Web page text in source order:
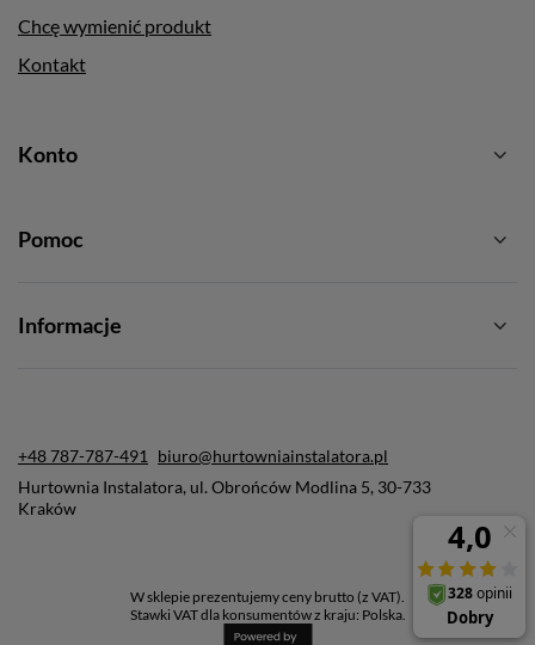
Chcę wymienić produkt
Kontakt
Konto
Pomoc
Informacje
+48 787-787-491
biuro@hurtowniainstalatora.pl
Hurtownia Instalatora, ul. Obrońców Modlina 5, 30-733
Kraków
W sklepie prezentujemy ceny brutto (z VAT).
Stawki VAT dla konsumentów z kraju: Polska.